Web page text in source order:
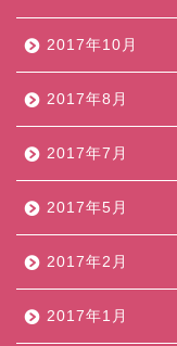
2017年10月
2017年8月
2017年7月
2017年5月
2017年2月
2017年1月